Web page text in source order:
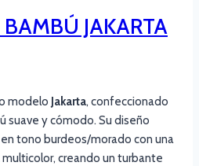
JAKARTA
modelo Jakarta, confeccionado
suave y cómodo. Su diseño
tono burdeos/morado con una
creando un turbante